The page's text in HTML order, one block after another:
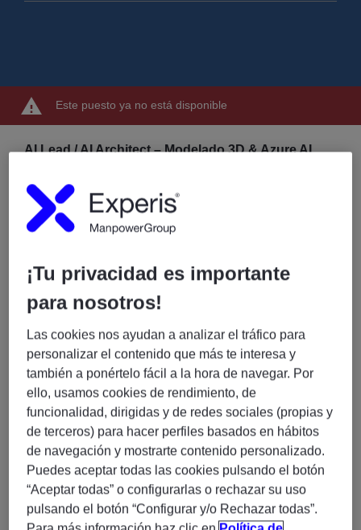
Este puesto ya no está disponible
AI Lead / AI Architect – Modelado 3D & Azure AI
🚀¿Te apasiona aplicar la IA a problemas
complejos del mundo real?
Buscamos un/aAI Lead / AI Architectpara liderar la
Inteligencia Artificial aplicadas al diseño y modelado
3D, participando en iniciativas de alto impacto donde
la tecnología se convierte en una ventaja competitiva
para nuestros clientes.
¿Qué harás?
Liderar el diseño de arquitecturas de IA para
resolver retos reales relacionados con modelado
y diseño 3D.
Definir estrategias técnicas y acompañar a los
equipos en su ejecución.
¡Tu privacidad es importante
para nosotros!
Las cookies nos ayudan a analizar el tráfico para
personalizar el contenido que más te interesa y
también a ponértelo fácil a la hora de navegar. Por
ello, usamos cookies de rendimiento, de
funcionalidad, dirigidas y de redes sociales (propias y
de terceros) para hacer perfiles basados en hábitos
de navegación y mostrarte contenido personalizado.
Puedes aceptar todas las cookies pulsando el botón
“Aceptar todas” o configurarlas o rechazar su uso
pulsando el botón “Configurar y/o Rechazar todas”.